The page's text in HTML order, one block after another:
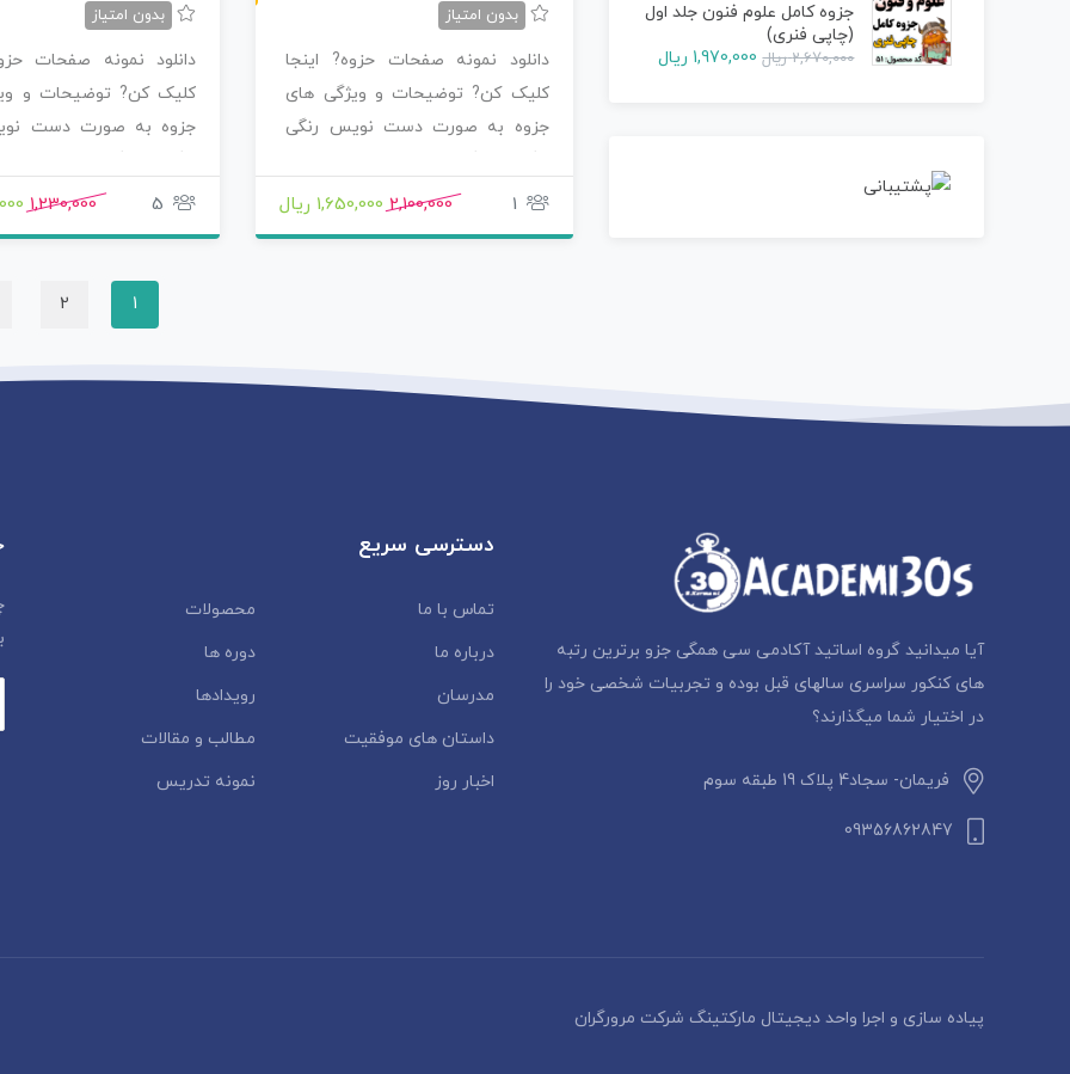
بدون امتیاز
دانلود نمونه صفحات حزوه? اینجا
کلیک کن? توضیحات و ویژگی های
جزوه به صورت دست نویس رنگی
1
2,100,000 1,650,000 ریال
بدون امتیاز
دانلود نمونه صفحات
کلیک کن? توضیحات و
جزوه به صورت دست
5
1,230,000
1
2
جزوه کامل علوم فنون جلد اول
(چاپی فنری)
2,670,000 ریال 1,970,000 ریال
آیا میدانید گروه اساتید آکادمی سی همگی جزو برترین رتبه
های کنکور سراسری سالهای قبل بوده و تجربیات شخصی خود را
در اختیار شما میگذارند؟
فریمان- سجاد4 پلاک 19 طبقه سوم
09356862847
دسترسی سریع
تماس با ما
محصولات
درباره ما
دوره ها
مدرسان
رویدادها
داستان‌ های موفقیت
مطالب و مقالات
اخبار روز
نمونه تدریس
پیاده سازی و اجرا واحد دیجیتال مارکتینگ شرکت مرورگران